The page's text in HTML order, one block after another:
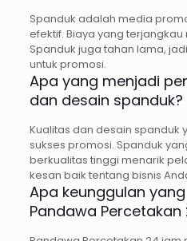
Spanduk adalah media
efektif. Biaya yang
Spanduk juga tahan lama,
untuk promosi.
Apa yang menjadi
dan desain spanduk?
Kualitas dan desain spanduk
sukses promosi. Spanduk
berkualitas tinggi menarik
kesan baik tentang bisnis
Apa keunggulan
Pandawa Percetakan